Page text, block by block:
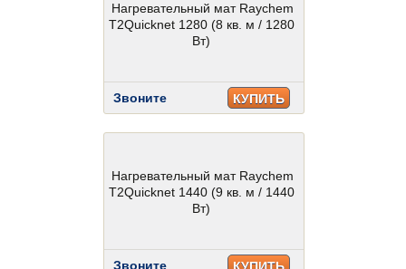
Нагревательный мат Raychem
T2Quicknet 1280 (8 кв. м / 1280
Вт)
Звоните КУПИТЬ
Нагревательный мат Raychem
T2Quicknet 1440 (9 кв. м / 1440
Вт)
Звоните